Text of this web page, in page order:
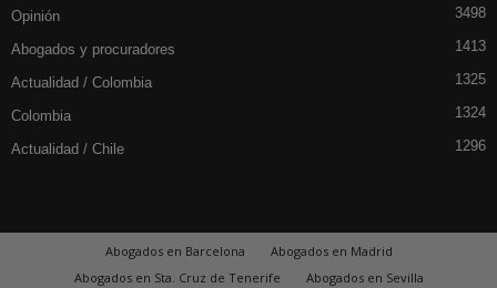
Opinión 3498
Abogados y procuradores 1413
Actualidad / Colombia 1325
Colombia 1324
Actualidad / Chile 1296
Abogados en Barcelona
Abogados en Madrid
Abogados en Sta. Cruz de Tenerife
Abogados en Sevilla